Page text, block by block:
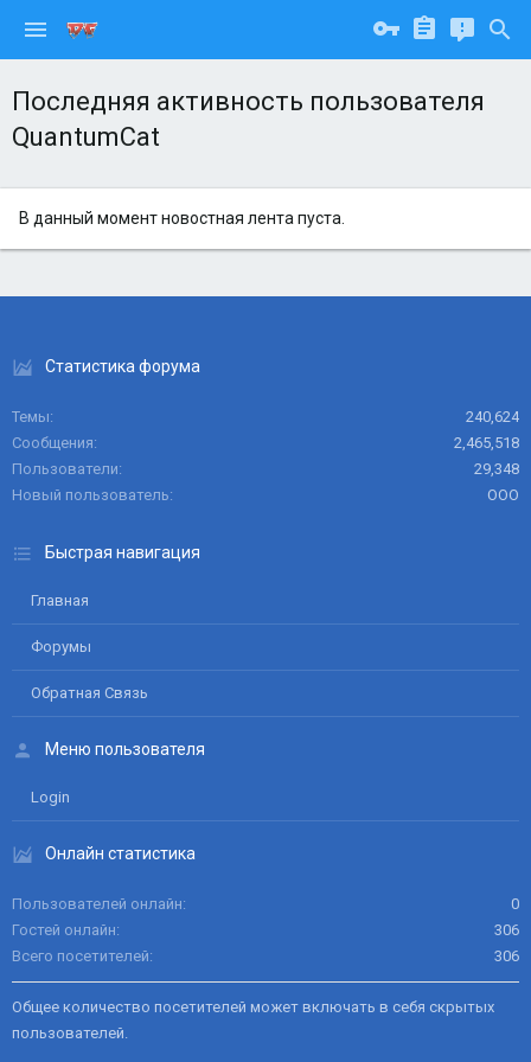
Последняя активность пользователя
QuantumCat
В данный момент новостная лента пуста.
Статистика форума
Темы
240,624
Сообщения
2,465,518
Пользователи
29,348
Новый пользователь
ООО
Быстрая навигация
Главная
Форумы
Обратная Связь
Меню пользователя
Login
Онлайн статистика
Пользователей онлайн
0
Гостей онлайн
306
Всего посетителей
306
Общее количество посетителей может включать в себя скрытых
пользователей.